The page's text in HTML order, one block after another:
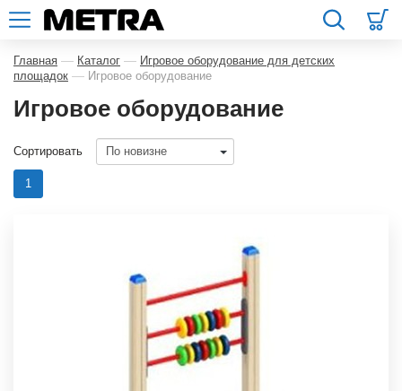
Главная — Каталог — Игровое оборудование для детских
площадок — Игровое оборудование
Игровое оборудование
1
Сортировать